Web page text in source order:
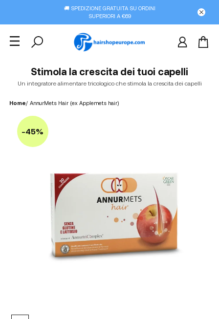
🚚 SPEDIZIONE GRATUITA SU ORDINI
SUPERIORI A €69
Stimola la crescita dei tuoi capelli
Un integratore alimentare tricologico che stimola la crescita dei capelli
Home/ AnnurMets Hair (ex Applemets hair)
-45%